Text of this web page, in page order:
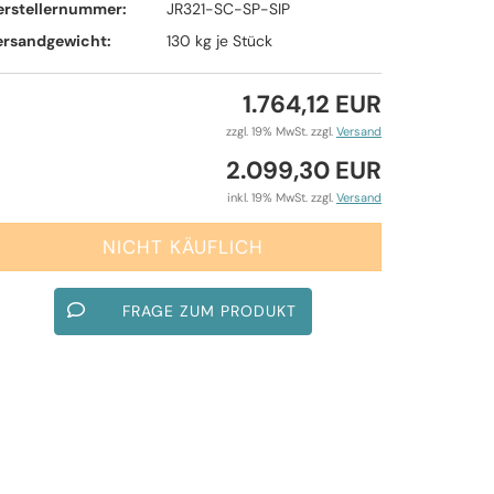
JR321-SC-SP-SIP
130 kg je Stück
1.764,12 EUR
zzgl. 19% MwSt. zzgl. Versand
2.099,30 EUR
inkl. 19% MwSt. zzgl. Versand
FRAGE ZUM PRODUKT